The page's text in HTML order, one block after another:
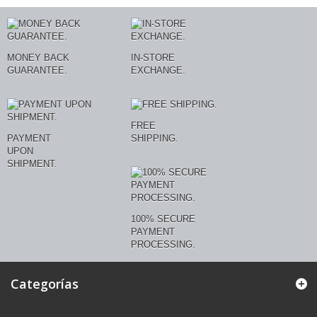
MONEY BACK
GUARANTEE.
IN-STORE
EXCHANGE.
PAYMENT
UPON
SHIPMENT.
FREE
SHIPPING.
100% SECURE
PAYMENT
PROCESSING.
Categorías